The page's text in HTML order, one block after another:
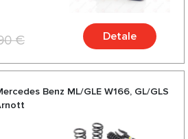
€ Detale
Benz ML/GLE W166, GL/GLS